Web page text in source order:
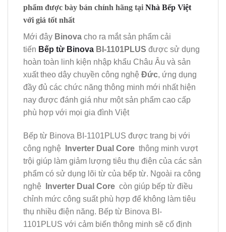
phẩm được bày bán chính hãng tại Nhà Bếp Việt
với giá tốt nhất
Mới đây Binova cho ra mắt sản phẩm cải
tiến Bếp từ Binova BI-1101PLUS được sử dụng
hoàn toàn linh kiện nhập khẩu Châu Âu và sản
xuất theo dây chuyền công nghệ Đức, ứng dụng
đầy đủ các chức năng thông minh mới nhất hiện
nay được đánh giá như một sản phẩm cao cấp
phù hợp với mọi gia đình Việt
Bếp từ Binova BI-1101PLUS được trang bị với
công nghệ
Inverter Dual Core thông minh vượt
trội giúp làm giảm lượng tiêu thụ điện của các sản
phẩm có sử dụng lõi từ của bếp từ. Ngoài ra công
nghệ
Inverter Dual Core còn giúp bếp từ điều
chỉnh mức công suất phù hợp để không làm tiêu
thụ nhiều điện năng. Bếp từ Binova BI-
1101PLUS với cảm biến thông minh sẽ cố định